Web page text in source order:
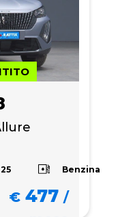
Benzina
€ 477 /